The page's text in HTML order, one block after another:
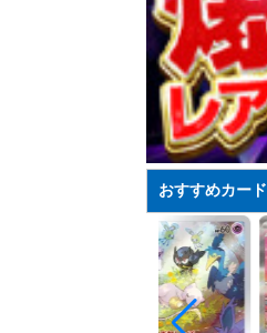
おすすめカード